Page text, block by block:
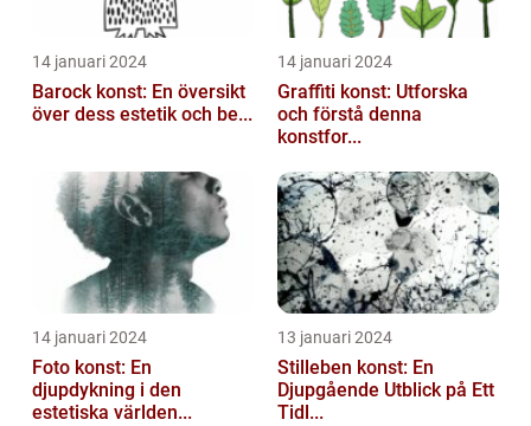
14 januari 2024
Barock konst: En översikt
över dess estetik och be...
14 januari 2024
Graffiti konst: Utforska
och förstå denna
konstfor...
14 januari 2024
Foto konst: En
djupdykning i den
estetiska världen...
13 januari 2024
Stilleben konst: En
Djupgående Utblick på Ett
Tidl...